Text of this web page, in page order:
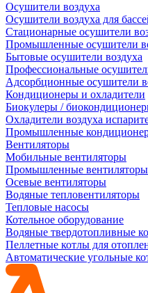
Осушители воздуха
Осушители воздуха для
Стационарные осушители
Промышленные осушители
Бытовые осушители воздуха
Профессиональные
Адсорбционные осушители
Кондиционеры и охладители
Биокулеры /
Охладители воздуха
Промышленные
Вентиляторы
Мобильные вентиляторы
Промышленные вентиляторы
Осевые вентиляторы
Водяные тепловентиляторы
Тепловые насосы
Котельное оборудование
Водяные твердотопливные
Пеллетные котлы для
Автоматические угольные